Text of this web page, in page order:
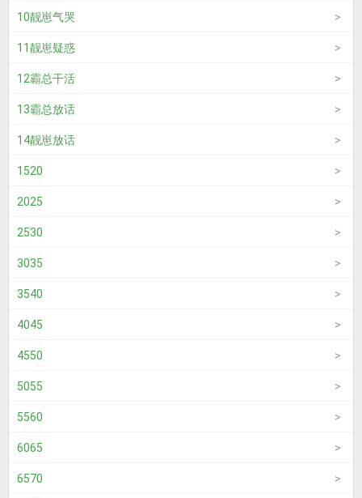
10靓崽气哭
11靓崽疑惑
12霸总干活
13霸总放话
14靓崽放话
1520
2025
2530
3035
3540
4045
4550
5055
5560
6065
6570